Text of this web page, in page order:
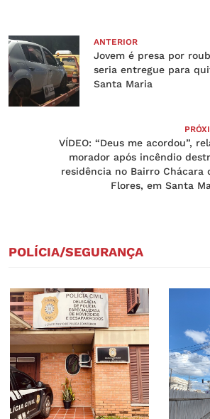
ANTERIOR
Jovem é presa por
seria entregue para
Santa Maria
VÍDEO: “Deus me acordou”,
morador após incêndio
residência no Bairro Chácara
Flores, em Santa
POLÍCIA/SEGURANÇA